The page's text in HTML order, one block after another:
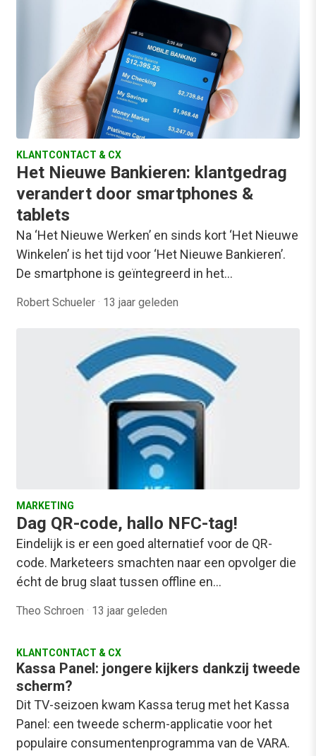
KLANTCONTACT & CX
Het Nieuwe Bankieren: klantgedrag
verandert door smartphones &
tablets
Na ‘Het Nieuwe Werken’ en sinds kort ‘Het Nieuwe
Winkelen’ is het tijd voor ‘Het Nieuwe Bankieren’.
De smartphone is geïntegreerd in het…
Robert Schueler · 13 jaar geleden
MARKETING
Dag QR-code, hallo NFC-tag!
Eindelijk is er een goed alternatief voor de QR-
code. Marketeers smachten naar een opvolger die
écht de brug slaat tussen offline en…
Theo Schroen · 13 jaar geleden
KLANTCONTACT & CX
Kassa Panel: jongere kijkers dankzij tweede
scherm?
Dit TV-seizoen kwam Kassa terug met het Kassa
Panel: een tweede scherm-applicatie voor het
populaire consumentenprogramma van de VARA.